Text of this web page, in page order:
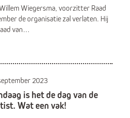
Wiegersma, voorzitter Raad
de organisatie zal verlaten. Hij
van…
2023
is het de dag van de
Wat een vak!